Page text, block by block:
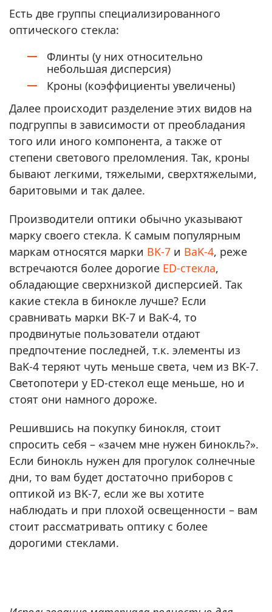
Есть две группы специализированного
оптического стекла:
Флинты (у них относительно
небольшая дисперсия)
Кроны (коэффициенты увеличены)
Далее происходит разделение этих видов на
подгруппы в зависимости от преобладания
того или иного компонента, а также от
степени светового преломления. Так, кроны
бывают легкими, тяжелыми, сверхтяжелыми,
баритовыми и так далее.
Производители оптики обычно указывают
марку своего стекла. К самым популярным
маркам относятся марки BK-7 и BaK-4, реже
встречаются более дорогие ED-стекла,
обладающие сверхнизкой дисперсией. Так
какие стекла в бинокле лучше? Если
сравнивать марки BK-7 и BaK-4, то
продвинутые пользователи отдают
предпочтение последней, т.к. элементы из
BaK-4 теряют чуть меньше света, чем из BK-7.
Светопотери у ED-стекол еще меньше, но и
стоят они намного дороже.
Решившись на покупку бинокля, стоит
спросить себя – «зачем мне нужен бинокль?».
Если бинокль нужен для прогулок солнечные
дни, то вам будет достаточно приборов с
оптикой из BK-7, если же вы хотите
наблюдать и при плохой освещенности – вам
стоит рассматривать оптику с более
дорогими стеклами.